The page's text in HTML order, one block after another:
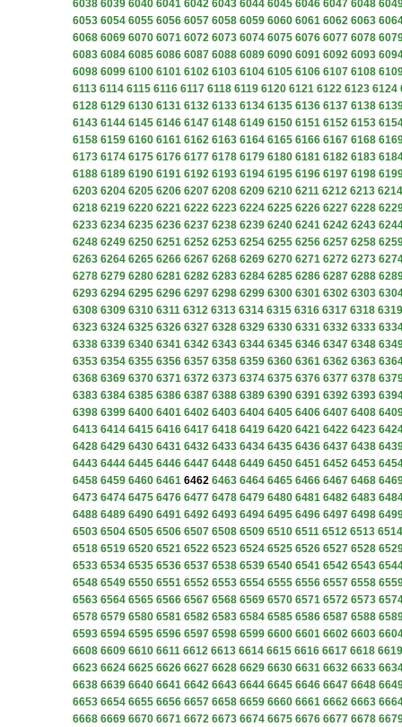
6038 6039 6040 6041 6042 6043 6044 6045 6046 6047 6048
6053 6054 6055 6056 6057 6058 6059 6060 6061 6062 6063
6068 6069 6070 6071 6072 6073 6074 6075 6076 6077 6078
6083 6084 6085 6086 6087 6088 6089 6090 6091 6092 6093
6098 6099 6100 6101 6102 6103 6104 6105 6106 6107 6108
6113 6114 6115 6116 6117 6118 6119 6120 6121 6122 6123 6124
6128 6129 6130 6131 6132 6133 6134 6135 6136 6137 6138
6143 6144 6145 6146 6147 6148 6149 6150 6151 6152 6153
6158 6159 6160 6161 6162 6163 6164 6165 6166 6167 6168
6173 6174 6175 6176 6177 6178 6179 6180 6181 6182 6183
6188 6189 6190 6191 6192 6193 6194 6195 6196 6197 6198
6203 6204 6205 6206 6207 6208 6209 6210 6211 6212 6213 6214
6218 6219 6220 6221 6222 6223 6224 6225 6226 6227 6228
6233 6234 6235 6236 6237 6238 6239 6240 6241 6242 6243
6248 6249 6250 6251 6252 6253 6254 6255 6256 6257 6258
6263 6264 6265 6266 6267 6268 6269 6270 6271 6272 6273
6278 6279 6280 6281 6282 6283 6284 6285 6286 6287 6288
6293 6294 6295 6296 6297 6298 6299 6300 6301 6302 6303
6308 6309 6310 6311 6312 6313 6314 6315 6316 6317 6318 6319
6323 6324 6325 6326 6327 6328 6329 6330 6331 6332 6333
6338 6339 6340 6341 6342 6343 6344 6345 6346 6347 6348
6353 6354 6355 6356 6357 6358 6359 6360 6361 6362 6363
6368 6369 6370 6371 6372 6373 6374 6375 6376 6377 6378
6383 6384 6385 6386 6387 6388 6389 6390 6391 6392 6393
6398 6399 6400 6401 6402 6403 6404 6405 6406 6407 6408
6413 6414 6415 6416 6417 6418 6419 6420 6421 6422 6423
6428 6429 6430 6431 6432 6433 6434 6435 6436 6437 6438
6443 6444 6445 6446 6447 6448 6449 6450 6451 6452 6453
6458 6459 6460 6461 6462 6463 6464 6465 6466 6467 6468
6473 6474 6475 6476 6477 6478 6479 6480 6481 6482 6483
6488 6489 6490 6491 6492 6493 6494 6495 6496 6497 6498
6503 6504 6505 6506 6507 6508 6509 6510 6511 6512 6513 6514
6518 6519 6520 6521 6522 6523 6524 6525 6526 6527 6528
6533 6534 6535 6536 6537 6538 6539 6540 6541 6542 6543
6548 6549 6550 6551 6552 6553 6554 6555 6556 6557 6558
6563 6564 6565 6566 6567 6568 6569 6570 6571 6572 6573
6578 6579 6580 6581 6582 6583 6584 6585 6586 6587 6588
6593 6594 6595 6596 6597 6598 6599 6600 6601 6602 6603
6608 6609 6610 6611 6612 6613 6614 6615 6616 6617 6618 6619
6623 6624 6625 6626 6627 6628 6629 6630 6631 6632 6633
6638 6639 6640 6641 6642 6643 6644 6645 6646 6647 6648
6653 6654 6655 6656 6657 6658 6659 6660 6661 6662 6663
6668 6669 6670 6671 6672 6673 6674 6675 6676 6677 6678